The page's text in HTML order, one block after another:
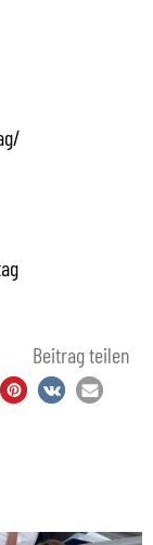
Beitrag teilen